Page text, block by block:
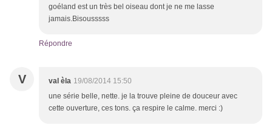
goéland est un très bel oiseau dont je ne me lasse
jamais.Bisousssss
Répondre
V val èla 19/08/2014 15:50
une série belle, nette. je la trouve pleine de douceur avec
cette ouverture, ces tons. ça respire le calme. merci :)